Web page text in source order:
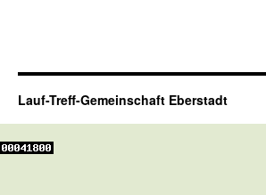
Lauf-Treff-Gemeinschaft Eberstadt